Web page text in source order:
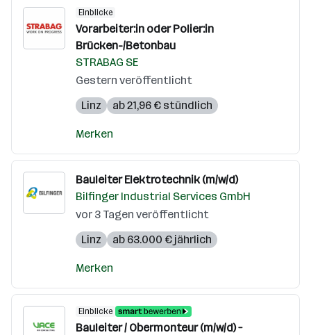
Einblicke
Vorarbeiter:in oder Polier:in
Brücken-/Betonbau
STRABAG SE
Gestern veröffentlicht
Linz
ab 21,96 € stündlich
Merken
Bauleiter Elektrotechnik (m/w/d)
Bilfinger Industrial Services GmbH
vor 3 Tagen veröffentlicht
Linz
ab 63.000 € jährlich
Merken
Einblicke
Bauleiter / Obermonteur (m/w/d) –